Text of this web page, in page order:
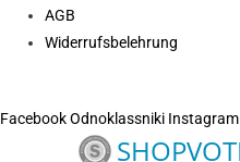
AGB
Widerrufsbelehrung
FacebookOdnoklassniki Instagram